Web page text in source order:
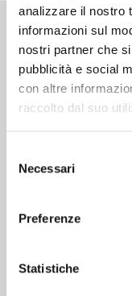
analizzare il nostro
informazioni sul
nostri partner che
pubblicità e social
con altre
raccolto dal suo
delNecessari
Preferenze
Statistiche